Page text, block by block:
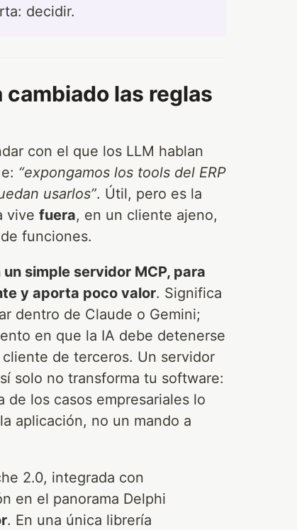
decidir.
las reglas
con el que los LLM hablan
“expongamos los tools del ERP
usarlos”. Útil, pero es la
vive fuera, en un cliente ajeno,
funciones.
simple servidor MCP, para
y aporta poco valor. Significa
dentro de Claude o Gemini;
en que la IA debe detenerse
de terceros. Un servidor
solo no transforma tu software:
de los casos empresariales lo
aplicación, no un mando a
2.0, integrada con
en el panorama Delphi
. En una única librería